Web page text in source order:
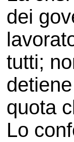
dei
tutti;
quota
Lo